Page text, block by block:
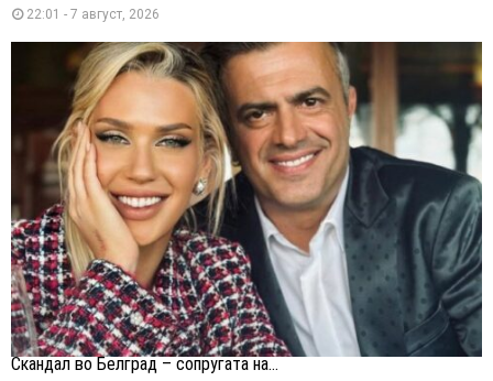
22:01 - 7 август, 2026
Скандал во Белград – сопругата на...